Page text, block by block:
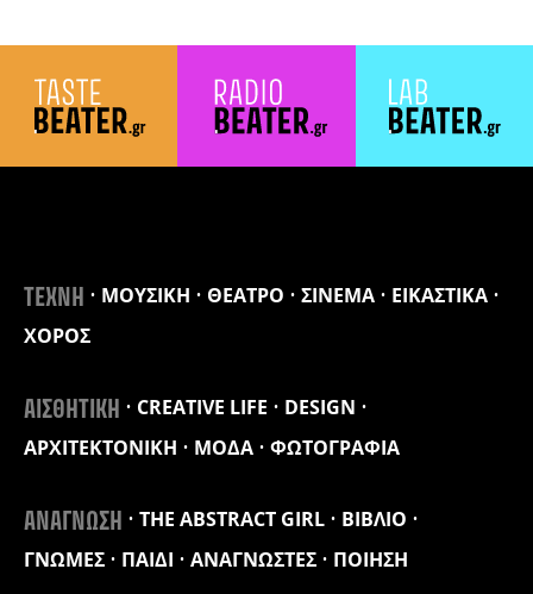
ΤΕΧΝΗ ΜΟΥΣΙΚΗ ΘΕΑΤΡΟ ΣΙΝΕΜΑ
ΕΙΚΑΣΤΙΚΑ
ΧΟΡΟΣ
ΑΙΣΘΗΤΙΚΗ CREATIVE LIFE
DESIGN
ΑΡΧΙΤΕΚΤΟΝΙΚΗ
ΜΟΔΑ ΦΩΤΟΓΡΑΦΙΑ
ΑΝΑΓΝΩΣΗ THE ABSTRACT GIRL
ΒΙΒΛΙΟ
ΓΝΩΜΕΣ
ΠΑΙΔΙ ΑΝΑΓΝΩΣΤΕΣ ΠΟΙΗΣΗ